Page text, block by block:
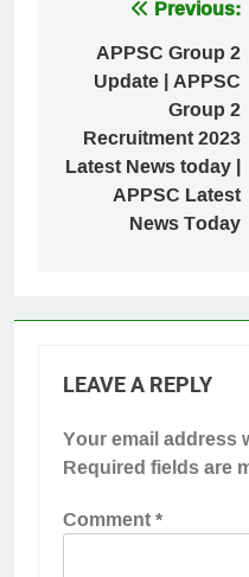
navigation
Previous:
APPSC Group 2
Update | APPSC
Group 2
Recruitment 2023
Latest News today |
APPSC Latest
News Today
LEAVE A REPLY
Your email address
Required fields are
Comment*